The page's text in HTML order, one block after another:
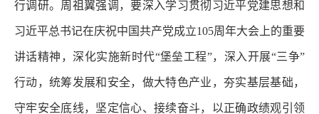
行调研。周祖翼强调，要深入学习贯彻习近平党建思想和
习近平总书记在庆祝中国共产党成立105周年大会上的重要
讲话精神，深化实施新时代“堡垒工程”，深入开展“三争”
行动，统筹发展和安全，做大特色产业，夯实基层基础，
守牢安全底线，坚定信心、接续奋斗，以正确政绩观引领